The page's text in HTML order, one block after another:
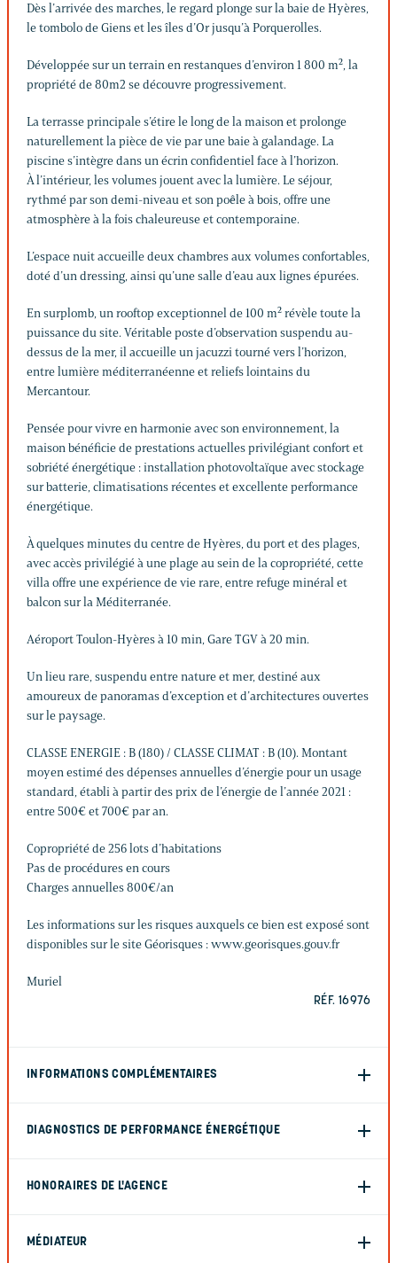
Dès l’arrivée des marches, le regard plonge sur la baie de Hyères,
le tombolo de Giens et les îles d’Or jusqu’à Porquerolles.
Développée sur un terrain en restanques d’environ 1 800 m², la
propriété de 80m2 se découvre progressivement.
La terrasse principale s’étire le long de la maison et prolonge
naturellement la pièce de vie par une baie à galandage. La
piscine s’intègre dans un écrin confidentiel face à l’horizon.
À l’intérieur, les volumes jouent avec la lumière. Le séjour,
rythmé par son demi-niveau et son poêle à bois, offre une
atmosphère à la fois chaleureuse et contemporaine.
L’espace nuit accueille deux chambres aux volumes confortables,
doté d’un dressing, ainsi qu’une salle d’eau aux lignes épurées.
En surplomb, un rooftop exceptionnel de 100 m² révèle toute la
puissance du site. Véritable poste d’observation suspendu au-
dessus de la mer, il accueille un jacuzzi tourné vers l’horizon,
entre lumière méditerranéenne et reliefs lointains du
Mercantour.
Pensée pour vivre en harmonie avec son environnement, la
maison bénéficie de prestations actuelles privilégiant confort et
sobriété énergétique : installation photovoltaïque avec stockage
sur batterie, climatisations récentes et excellente performance
énergétique.
À quelques minutes du centre de Hyères, du port et des plages,
avec accès privilégié à une plage au sein de la copropriété, cette
villa offre une expérience de vie rare, entre refuge minéral et
balcon sur la Méditerranée.
Aéroport Toulon-Hyères à 10 min, Gare TGV à 20 min.
Un lieu rare, suspendu entre nature et mer, destiné aux
amoureux de panoramas d’exception et d’architectures ouvertes
sur le paysage.
CLASSE ENERGIE : B (180) / CLASSE CLIMAT : B (10). Montant
moyen estimé des dépenses annuelles d’énergie pour un usage
standard, établi à partir des prix de l’énergie de l’année 2021 :
entre 500€ et 700€ par an.
Copropriété de 256 lots d’habitations
Pas de procédures en cours
Charges annuelles 800€/an
Les informations sur les risques auxquels ce bien est exposé sont
disponibles sur le site Géorisques : www.georisques.gouv.fr
Muriel
RÉF. 16976
INFORMATIONS COMPLÉMENTAIRES
DIAGNOSTICS DE PERFORMANCE ÉNERGÉTIQUE
HONORAIRES DE L'AGENCE
MÉDIATEUR